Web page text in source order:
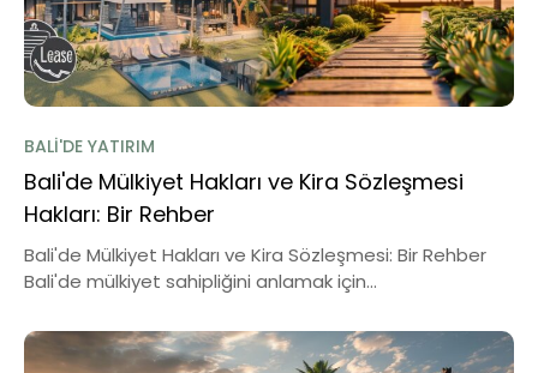
BALI'DE YATIRIM
Bali'de Mülkiyet Hakları ve Kira Sözleşmesi
Hakları: Bir Rehber
Bali'de Mülkiyet Hakları ve Kira Sözleşmesi: Bir Rehber
Bali'de mülkiyet sahipliğini anlamak için...